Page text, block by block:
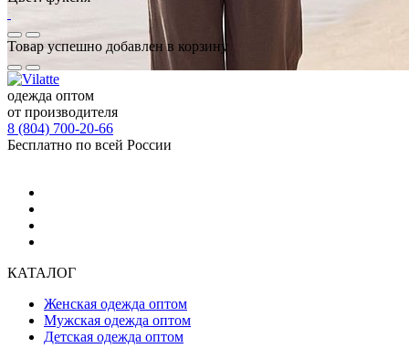
Товар успешно добавлен в корзину
одежда оптом
от производителя
8 (804) 700-20-66
Бесплатно по всей России
КАТАЛОГ
Женская одежда оптом
Мужская одежда оптом
Детская одежда оптом